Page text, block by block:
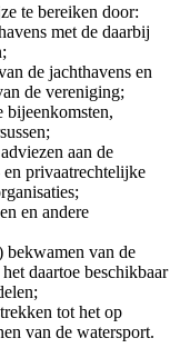
te bereiken door:
met de daarbij
de jachthavens en
de vereniging;
bijeenkomsten,
aan de
privaatrechtelijke
en andere
bekwamen van de
daartoe beschikbaar
tot het op
van de watersport.